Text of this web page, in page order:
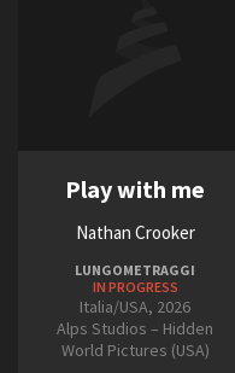
Play with me
Nathan Crooker
LUNGOMETRAGGI
IN PROGRESS
Italia/USA, 2026
Alps Studios – Hidden
World Pictures (USA)